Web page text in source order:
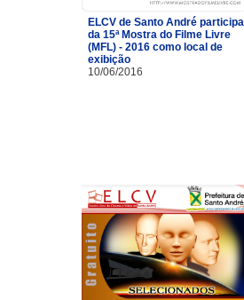
ELCV de Santo André participa
da 15ª Mostra do Filme Livre
(MFL) - 2016 como local de
exibição
10/06/2016